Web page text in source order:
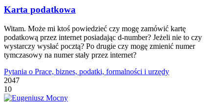
Karta podatkowa
Witam. Może mi ktoś powiedzieć czy mogę zamówić kartę
podatkową przez internet posiadając d-number? Jeżeli nie to czy
wystarczy wysłać pocztą? Po drugie czy mogę zmienić numer
tymczasowy na numer stały przez internet?
Pytania o Prace, biznes, podatki, formalności i urzędy
2047
10